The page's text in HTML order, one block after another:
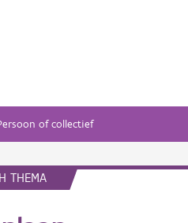
of collectief
THEMA